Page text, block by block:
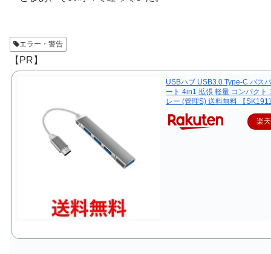
エラー・警告
【PR】
USBハブ USB3.0 Type-C バス
ート 4in1 拡張 軽量 コンパクト
レー (管理S) 送料無料 【
楽